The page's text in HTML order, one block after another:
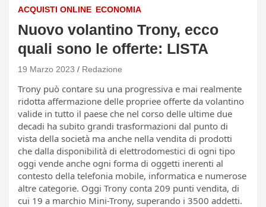
ACQUISTI ONLINE ECONOMIA
Nuovo volantino Trony, ecco
quali sono le offerte: LISTA
19 Marzo 2023 Redazione
Trony può contare su una progressiva e mai realmente
ridotta affermazione delle propriee offerte da volantino
valide in tutto il paese che nel corso delle ultime due
decadi ha subito grandi trasformazioni dal punto di
vista della società ma anche nella vendita di prodotti
che dalla disponibilità di elettrodomestici di ogni tipo
oggi vende anche ogni forma di oggetti inerenti al
contesto della telefonia mobile, informatica e numerose
altre categorie. Oggi Trony conta 209 punti vendita, di
cui 19 a marchio Mini-Trony, superando i 3500 addetti.